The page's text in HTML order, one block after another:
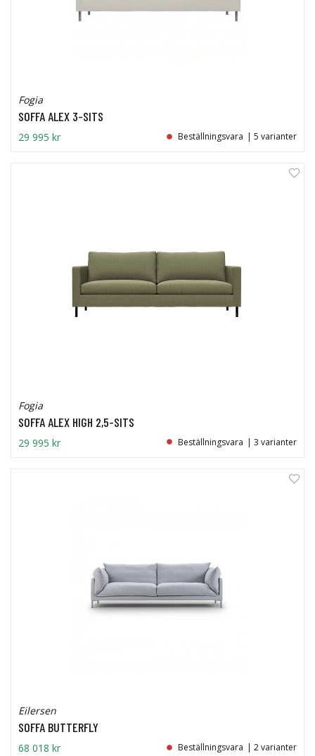
Fogia
SOFFA ALEX 3-SITS
29 995 kr Beställningsvara | 5 varianter
Fogia
SOFFA ALEX HIGH 2,5-SITS
29 995 kr Beställningsvara | 3 varianter
Eilersen
SOFFA BUTTERFLY
68 018 kr Beställningsvara | 2 varianter